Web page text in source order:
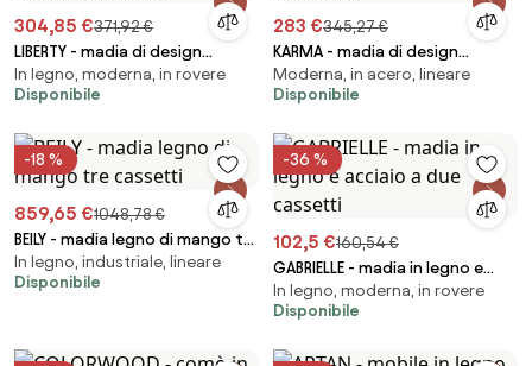
304,85 €371,92 €
LIBERTY - madia di design
moderno
In legno, moderna, in rovere
Disponibile
283 €345,27 €
KARMA - madia di design
moderno
Moderna, in acero, lineare
Disponibile
-18 %
859,65 €1048,78 €
BEILY - madia legno di mango tre
cassetti
In legno, industriale, lineare
Disponibile
-36 %
102,5 €160,54 €
GABRIELLE - madia in legno e
acciaio a due cassetti
In legno, moderna, in rovere
Disponibile